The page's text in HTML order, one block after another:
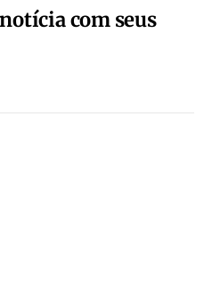
com seus